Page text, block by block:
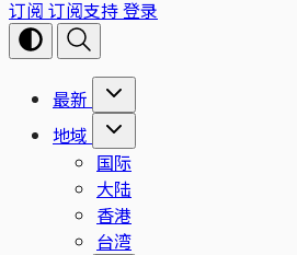
订阅 订阅支持登录
最新
地域
国际
大陆
香港
台湾